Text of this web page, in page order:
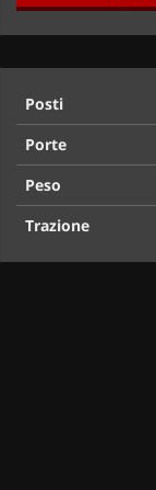
Posti
Porte
Peso
Trazione